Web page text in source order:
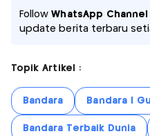
FollowWhatsApp
update berita terbaru
Topik Artikel :
Bandara Bandara I
Bandara Terbaik Dunia